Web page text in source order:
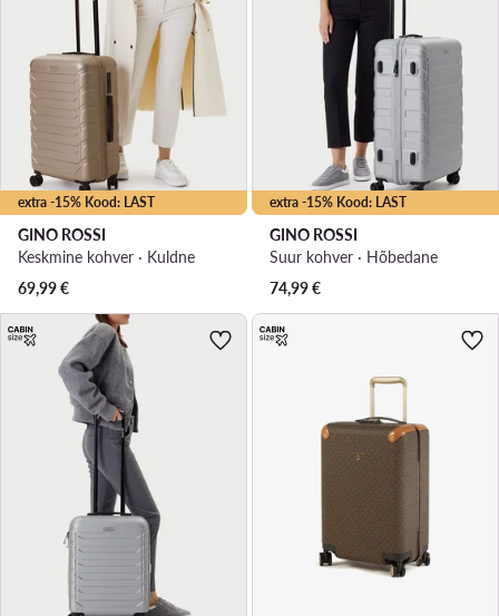
extra -15% Kood: LAST
GINO ROSSI
Keskmine kohver · Kuldne
69,99€
extra -15% Kood: LAST
GINO ROSSI
Suur kohver · Hõbedane
74,99€